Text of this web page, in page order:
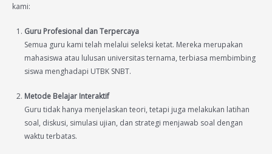
kami:
Guru Profesional dan Terpercaya
Semua guru kami telah melalui seleksi ketat. Mereka merupakan
mahasiswa atau lulusan universitas ternama, terbiasa membimbing
siswa menghadapi UTBK SNBT.
Metode Belajar Interaktif
Guru tidak hanya menjelaskan teori, tetapi juga melakukan latihan
soal, diskusi, simulasi ujian, dan strategi menjawab soal dengan
waktu terbatas.